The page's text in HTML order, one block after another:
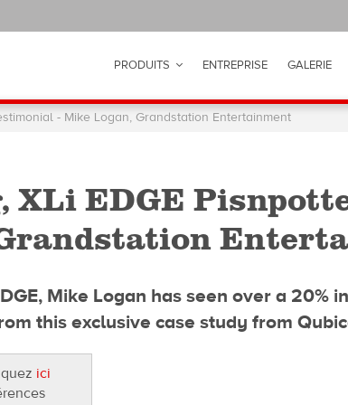
PRODUITS ENTREPRISE GALERIE
- Mike Logan, Grandstation Entertainment
XLi EDGE
Mike Logan has seen over a 20%
this exclusive case study from
ici